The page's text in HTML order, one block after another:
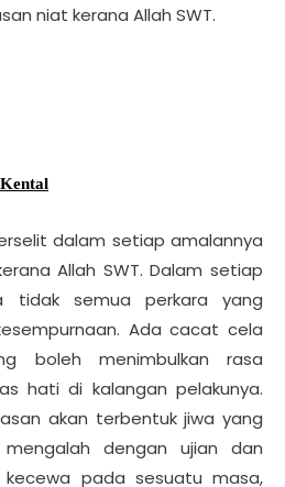
niat kerana Allah SWT.
dalam setiap amalannya
Allah SWT. Dalam setiap
tidak semua perkara yang
Ada cacat cela
boleh menimbulkan rasa
hati di kalangan pelakunya.
akan terbentuk jiwa yang
dengan ujian dan
kecewa pada sesuatu masa,